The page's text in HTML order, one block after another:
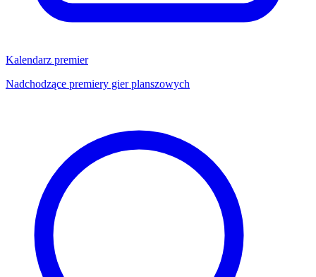
Kalendarz premier
Nadchodzące premiery gier planszowych